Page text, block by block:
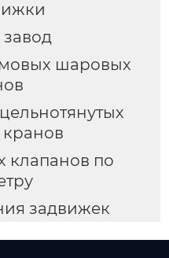
шаровых
клапанов по
задвижек